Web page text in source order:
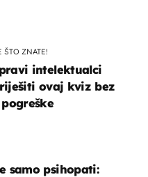
ŠTO ZNATE!
intelektualci
ovaj kviz bez
samo psihopati: